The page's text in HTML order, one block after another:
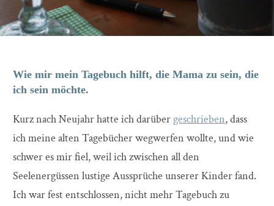
Wie mir mein Tagebuch hilft, die Mama zu sein, die
ich sein möchte.
Kurz nach Neujahr hatte ich darüber geschrieben, dass
ich meine alten Tagebücher wegwerfen wollte, und wie
schwer es mir fiel, weil ich zwischen all den
Seelenergüssen lustige Aussprüche unserer Kinder fand.
Ich war fest entschlossen, nicht mehr Tagebuch zu